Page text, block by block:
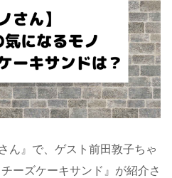
ん』で、ゲスト前田敦子ちゃ
ーズケーキサンド』が紹介さ